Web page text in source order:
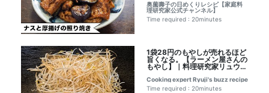
き＞｜奥薗壽子の日めくりレシ
ピ【家庭料理研究家公式チャン
ネル】レシピ書き起こし
奥薗壽子の日めくりレシピ【家庭料
理研究家公式チャンネル】
Time required : 20minutes
1袋28円のもやしが売れるほど
旨くなる。【ラーメン屋さんの
もやし】｜料理研究家リュウジ
し
Cooking expert Ryuji's buzz recipe
Time required : 20minutes